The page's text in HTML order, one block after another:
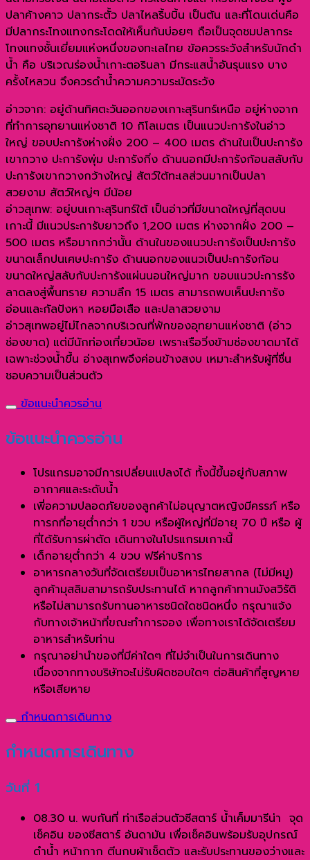
ปลาค้างคาว ปลากระตั้ว ปลาไหลริ้บบิ้น เป็นต้น และที่โดนเด่นคือ
มีปลากระโทงแทงกระโดดให้เห็นกันบ่อยๆ ถือเป็นจุดชมปลากระ
โทงแทงชั้นเยี่ยมแห่งหนึ่งของทะเลไทย ข้อควรระวังสำหรับนักดำ
น้ำ คือ บริเวณร่องน้ำเกาะตอรินลา มีกระแสน้ำอันรุนแรง บาง
ครั้งไหลวน จึงควรดำน้ำความความระมัดระวัง
อ่าวจาก: อยู่ด้านทิศตะวันออกของเกาะสุรินทร์เหนือ อยู่ห่างจาก
ที่ทำการอุทยานแห่งชาติ 10 กิโลเมตร เป็นแนวปะการังในอ่าว
ใหญ่ ขอบปะการังห่างฝั่ง 200 – 400 เมตร ด้านในเป็นปะการัง
เขากวาง ปะการังพุ่ม ปะการังกิ่ง ด้านนอกมีปะการังก้อนสลับกับ
ปะการังเขากวางกว้างใหญ่ สัตว์ใต้ทะเลส่วนมากเป็นปลา
สวยงาม สัตว์ใหญ่ๆ มีน้อย
อ่าวสุเทพ: อยู่บนเกาะสุรินทร์ใต้ เป็นอ่าวที่มีขนาดใหญ่ที่สุดบน
เกาะนี้ มีแนวประการับยาวถึง 1,200 เมตร ห่างจากฝั่ง 200 –
500 เมตร หรือมากกว่านั้น ด้านในของแนวปะการังเป็นปะการัง
ขนาดเล็กปนเศษปะการัง ด้านนอกของแนวเป็นปะการังก้อน
ขนาดใหญ่สลับกับปะการังแผ่นนอนใหญ่มาก ขอบแนวปะการรัง
ลาดลงสู่พื้นทราย ความลึก 15 เมตร สามารถพบเห็นปะการัง
อ่อนและกัลปังหา หอยมือเสือ และปลาสวยงาม
อ่าวสุเทพอยู่ไม่ไกลจากบริเวณที่พักของอุทยานแห่งชาติ (อ่าว
ช่องขาด) แต่มีนักท่องเที่ยวน้อย เพราะเรือวิ่งข้ามช่องขาดมาได้
เฉพาะช่วงน้ำขึ้น อ่างสุเทพจึงค่อนข้างสงบ เหมาะสำหรับผู้ที่ชื่น
ชอบความเป็นส่วนตัว
ข้อแนะนำควรอ่าน
ข้อแนะนำควรอ่าน
โปรแกรมอาจมีการเปลี่ยนแปลงได้ ทั้งนี้ขึ้นอยู่กับสภาพ
อากาศและระดับน้ำ
เพี่อความปลอดภัยของลูกค้าไม่อนุญาตหญิงมีครรภ์ หรือ
ทารกที่อายุต่ำกว่า 1 ขวบ หรือผู้ใหญ่ที่มีอายุ 70 ปี หรือ ผู้
ที่ได้รับการผ่าตัด เดินทางในโปรแกรมเกาะนี้
เด็กอายุต่ำกว่า 4 ขวบ ฟรีค่าบริการ
อาหารกลางวันที่จัดเตรียมเป็นอาหารไทยสากล (ไม่มีหมู)
ลูกค้ามุสลิมสามารถรับประทานได้ หากลูกค้าทานมังสวิรัติ
หรือไม่สามารถรับทานอาหารชนิดใดชนิดหนึ่ง กรุณาแจ้ง
กับทางเจ้าหน้าที่ขณะทำการจอง เพื่อทางเราได้จัดเตรียม
อาหารสำหรับท่าน
กรุณาอย่านำของที่มีค่าใดๆ ที่ไม่จำเป็นในการเดินทาง
เนื่องจากทางบริษัทจะไม่รับผิดชอบใดๆ ต่อสินค้าที่สูญหาย
หรือเสียหาย
กำหนดการเดินทาง
กำหนดการเดินทาง
วันที่ 1
08.30 น. พบกันที่ ท่าเรือส่วนตัวซีสตาร์ น้ำเค็มมารีน่า จุด
เช็คอิน ของซีสตาร์ อันดามัน เพื่อเช็คอินพร้อมรับอุปกรณ์
ดำน้ำ หน้ากาก ตีนกบผ้าเช็ดตัว และรับประทานของว่างและ